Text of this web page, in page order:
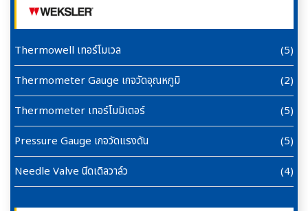
Thermowell เทอร์โมเวล
(5)
Thermometer Gauge เกจวัดอุณหภูมิ
(2)
Thermometer เทอร์โมมิเตอร์
(5)
Pressure Gauge เกจวัดแรงดัน
(5)
Needle Valve นีดเดิลวาล์ว
(4)